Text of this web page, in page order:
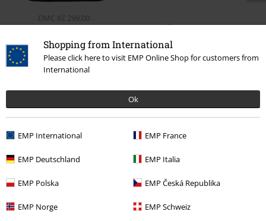
Shopping from International
Please click here to visit EMP Online Shop for customers from
International
Ok
EMP International EMP France
EMP Deutschland EMP Italia
EMP Polska EMP Česká Republika
EMP Norge EMP Schweiz
DMC Kč 299,00
Kč 629,00
Podělte se o váš názor "Immortalized".
Napsat hodnocení